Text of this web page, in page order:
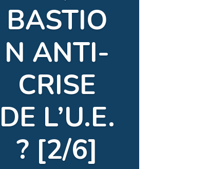
BASTIO
N ANTI-
CRISE
DE L’U.E.
? [2/6]